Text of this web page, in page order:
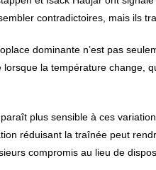
contradictoires, mais ils
dominante n’est pas
lorsque la température change,
plus sensible à ces
réduisant la traînée peut
compromis au lieu de